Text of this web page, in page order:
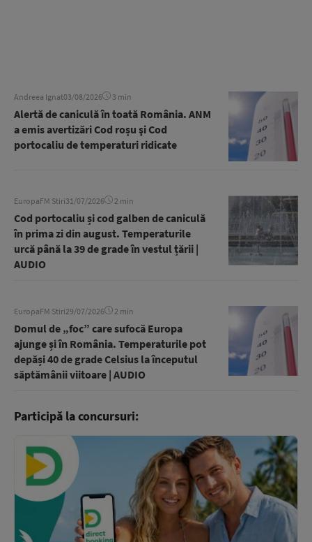
Andreea Ignat03/08/2026 3 min
Alertă de caniculă în toată România. ANM
a emis avertizări Cod roșu şi Cod
portocaliu de temperaturi ridicate
EuropaFM Stiri31/07/2026 2 min
Cod portocaliu și cod galben de caniculă
în prima zi din august. Temperaturile
urcă până la 39 de grade în vestul țării |
AUDIO
EuropaFM Stiri29/07/2026 2 min
Domul de „foc” care sufocă Europa
ajunge și în România. Temperaturile pot
depăși 40 de grade Celsius la începutul
săptămânii viitoare | AUDIO
Participă la concursuri: